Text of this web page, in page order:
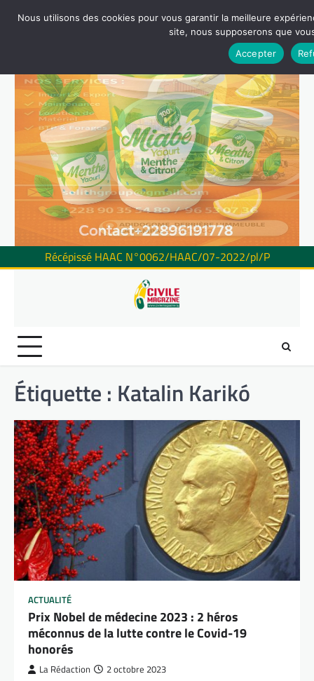
Récépissé HAAC N°0062/HAAC/07-2022/pl/P
Étiquette : Katalin Karikó
ACTUALITÉ
Prix Nobel de médecine 2023 : 2 héros
méconnus de la lutte contre le Covid-19
honorés
La Rédaction 2 octobre 2023
Nous utilisons des cookies pour vous garantir la meilleure
site, nous supposerons que
Accepter